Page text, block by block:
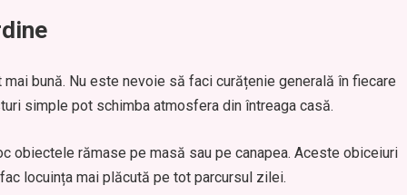
bună. Nu este nevoie să faci curățenie generală în fiecare
simple pot schimba atmosfera din întreaga casă.
obiectele rămase pe masă sau pe canapea. Aceste obiceiuri
locuința mai plăcută pe tot parcursul zilei.